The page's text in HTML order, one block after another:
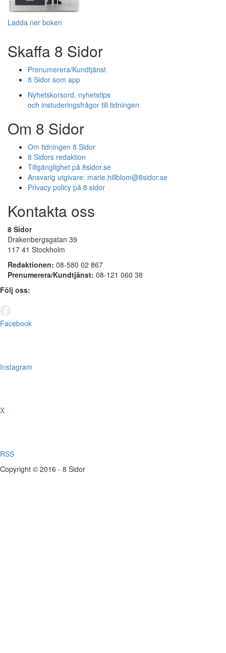
Ladda ner boken
Skaffa 8 Sidor
Prenumerera/Kundtjänst
8 Sidor som app
Nyhetskorsord, nyhetstips
och instuderingsfrågor till tidningen
Om 8 Sidor
Om tidningen 8 Sidor
8 Sidors redaktion
Tillgänglighet på 8sidor.se
Ansvarig utgivare: marie.hillblom@8sidor.se
Privacy policy på 8 sidor
Kontakta oss
8 Sidor
Drakenbergsgatan 39
117 41 Stockholm
Redaktionen: 08-580 02 867
Prenumerera/Kundtjänst: 08-121 060 38
Följ oss:
Facebook
Instagram
X
RSS
Copyright © 2016 - 8 Sidor